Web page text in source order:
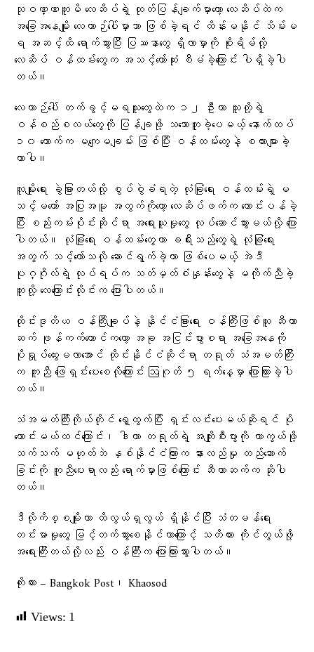
သုဝဏ္ဏဘူမိ လေဆိပ်ရဲ့ ထုတ်ပြန်ချက်မှာတော့ လေဆိပ်ထဲက
အခြေအနေမျိုး လေယာဉ်ပေါ်မှာသာ ဖြစ်ခဲ့ရင် ထိန်းမနိုင် သိမ်းမ
ရ အဆင့်ထိ ရောက်သွားပြီး ပြဿနာတွေ ရှိလာမှာကို စိုးရိမ်လို့
လေဆိပ် ဝန်ထမ်းတွေက အသင့်တော်ဆုံး စီမံခဲ့ကြောင်း ပါရှိခဲ့ပါ
တယ်။
လေယာဉ်ပေါ် တက်ခွင့်မရသူတွေထဲက ၁၂ ဦးဟာ သူတို့ရဲ့
ဝန်စည်စလယ်တွေကို ပြန်ချဖို့ သဘောတူခဲ့ပေမယ့် နောက်ထပ်
၁၀ ယောက်က မကျေမချမ်း ဖြစ်ပြီး ဝန်ထမ်းတွေနဲ့ စကားများခဲ့
တာပါ။
လူမျိုးရေး ခွဲခြားတယ်လို့ စွပ်စွဲခံရတဲ့ လုံခြုံရေး ဝန်ထမ်းရဲ့ မ
သင့်မတော် အပြုအမူ အတွက်ကိုတော့ လေဆိပ်ဖက်က တောင်းပန်ခဲ့
ပြီး စည်းကမ်းပိုင်းဆိုင်ရာ အရေးယူမှုတွေ လုပ်ဆောင်သွားမယ်လို့ ပြော
ပါတယ်။ လုံခြုံရေး ဝန်ထမ်းတွေဟာ ခရီးသည်တွေရဲ့ လုံခြုံရေး
အတွက် သင့်တော်သလို ဆောင်ရွက်ခဲ့တာ ဖြစ်ပေမယ့် အဲဒီ
ပုဂ္ဂိုလ်ရဲ့ လုပ်ရပ်က သတ်မှတ်စံနှုန်းတွေနဲ့ မကိုက်ညီခဲ့
ဘူးလို့ လေကြောင်းလိုင်းက ပြောပါတယ်။
ထိုင်းဒုတိယ ဝန်ကြီးချုပ်နဲ့ နိုင်ငံခြားရေး ဝန်ကြီးဖြစ်သူ ဆီဟာ
ဆက် ဖုန်ကက်ကောင်ကတော့ အခု အငြင်းပွားစရာ အခြေအနေကို
ပိုရှုပ်ထွေးမလာအောင် ထိုင်းနိုင်ငံဆိုင်ရာ တရုတ် သံအမတ်ကြီး
က ကူညီ ဖြေရှင်းပေးစေလိုကြောင်း ဩဂုတ် ၅ ရက်နေ့မှာ ပြောကြားခဲ့ပါ
တယ်။
သံအမတ်ကြီးကိုယ်တိုင် ရှေ့ထွက်ပြီး ရှင်းလင်းပေးမယ်ဆိုရင် ပို
ကောင်းမယ်ထင်ကြောင်း၊ ဒါဟာ တရုတ်ရဲ့ အကျိုးစီးပွားကို ကာကွယ်ဖို့
သက်သက် မဟုတ်ဘဲ နှစ်နိုင်ငံကြားက နားလည်မှု တည်ဆောက်
ခြင်းကို ကူညီပေးရာလည်း ရောက်မှာဖြစ်ကြောင်း ဆီဟာဆက်က ဆိုပါ
တယ်။
ဒီလိုကိစ္စမျိုးဟာ ထိလွယ်ရှလွယ် ရှိနိုင်ပြီး သံတမန်ရေး
တင်းမာမှုတွေ မြင့်တက်သွားစေနိုင်တာကြောင့် သတိထား ကိုင်တွယ်ဖို့
အရေးကြီးတယ်လို့လည်း ဝန်ကြီးက ပြောကြားသွားပါတယ်။
ကိုးကား – Bangkok Post၊ Khaosod
Views: 1